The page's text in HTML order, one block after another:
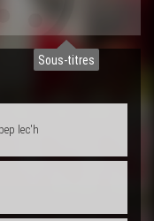
Sous-titres
lec'h